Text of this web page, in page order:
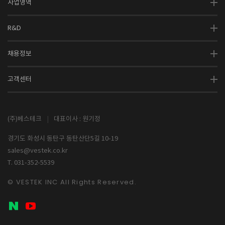
사업영역
R&D
채용정보
고객센터
(주)베스테크 | 대표이사 : 원기정
경기도 화성시 동탄구 동탄산단5길 10-19
sales@vestek.co.kr
T. 031-352-5539
© VESTEK INC All Rights Reserved.